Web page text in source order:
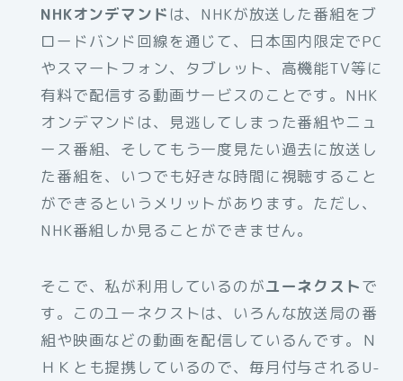
NHKオンデマンド は、NHKが放送した番組をブ
ロードバンド回線を通じて、日本国内限定でPC
やスマートフォン、タブレット、高機能TV等に
有料で配信する動画サービスのことです。NHK
オンデマンドは、見逃してしまった番組やニュ
ース番組、そしてもう一度見たい過去に放送し
た番組を、いつでも好きな時間に視聴すること
ができるというメリットがあります。ただし、
NHK番組しか見ることができません。
そこで、私が利用しているのがユーネクストで
す。このユーネクストは、いろんな放送局の番
組や映画などの動画を配信しているんです。Ｎ
ＨＫとも提携しているので、毎月付与されるU-